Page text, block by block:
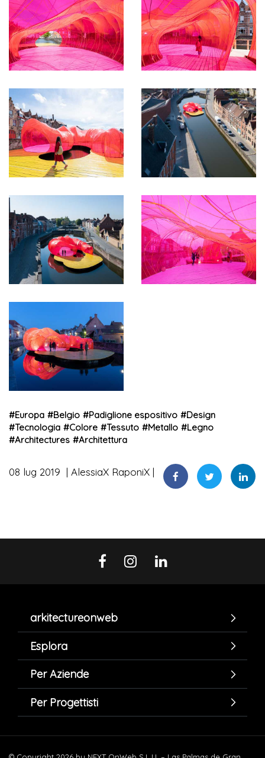
#Europa #Belgio #Padiglione espositivo #Design
#Tecnologia #Colore #Tessuto #Metallo #Legno
#Architectures #Architettura
08 lug 2019 AlessiaX RaponiX
arkitectureonweb
Esplora
Per Aziende
Per Progettisti